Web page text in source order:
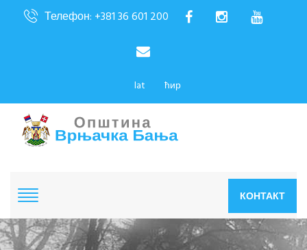
Телефон: +381 36 601 200
lat ћир
КОНТАКТ